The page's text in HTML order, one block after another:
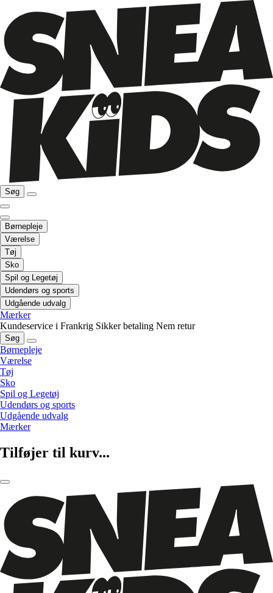
Søg
Børnepleje
Værelse
Tøj
Sko
Spil og Legetøj
Udendørs og sports
Udgående udvalg
Mærker
Kundeservice i Frankrig Sikker betaling Nem retur
Søg
Børnepleje
Værelse
Tøj
Sko
Spil og Legetøj
Udendørs og sports
Udgående udvalg
Mærker
Tilføjer til kurv...